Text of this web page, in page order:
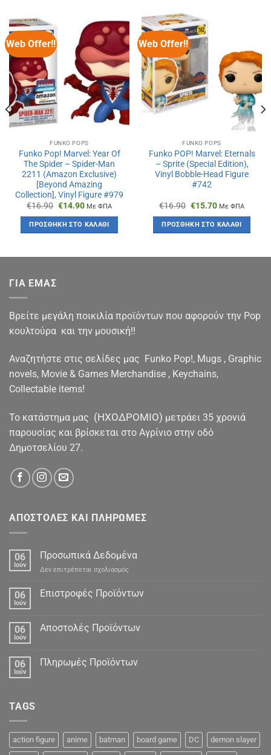
Web Offer!!
FUNKO POPS
Funko Pop! Marvel: Year Of
The Spider – Spider-Man
2211 (Amazon Exclusive)
[Beyond Amazing
Collection], Vinyl Figure #979
€16.90 Original
was:
€16.90.
€14.90Η
τιμή
είναι:
€14.90.
Με ΦΠΑ
ΠΡΟΣΘΉΚΗ ΣΤΟ ΚΑΛΆΘΙ
Web Offer!!
FUNKO POPS
Funko POP! Marvel: Eternals
– Sprite (Special Edition),
Vinyl Bobble-Head Figure
#742
€16.90 Original
was:
€16.90.
€15.70Η
τιμή
είναι:
€15.70.
Με ΦΠΑ
ΠΡΟΣΘΉΚΗ ΣΤΟ ΚΑΛΆΘΙ
ΓΙΑ ΕΜΑΣ
Βρείτε μεγάλη ποικιλία προϊόντων που αφορούν την Pop
κουλτούρα και την μουσική!!
Αναζητήστε στις σελίδες μας Funko Pop!, Mugs , Graphic
novels, Movie & Games Merchandise , Keychains,
Collectable items!
To κατάστημα μας (ΗΧΟΔΡΟΜΙΟ) μετράει 35 χρονιά
παρουσίας και βρίσκεται στο Αγρίνιο στην οδό
Δημοτσελίου 27.
ΑΠΟΣΤΟΛΕΣ ΚΑΙ ΠΛΗΡΩΜΕΣ
06
Ιούν
Προσωπικά Δεδομένα
Δεν επιτρέπεται σχολιασμός
06
Ιούν
Επιστροφές Προϊόντων
06
Ιούν
Αποστολές Προϊόντων
06
Ιούν
Πληρωμές Προϊόντων
TAGS
action figure anime batman board game DC demon slayer